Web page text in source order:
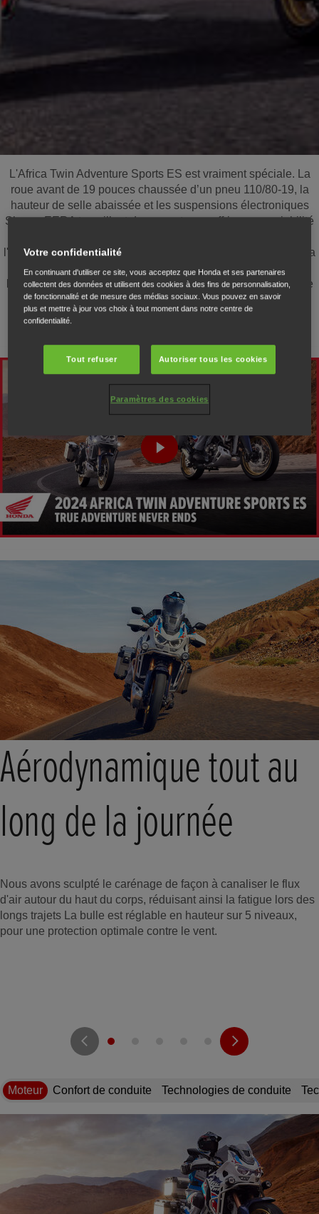
L'Africa Twin Adventure Sports ES est vraiment spéciale. La
roue avant de 19 pouces chaussée d’un pneu 110/80-19, la
hauteur de selle abaissée et les suspensions électroniques
Showa-EERA travaillent de concert pour offrir une maniabilité
l'autonomie offerte par les 24,8 l du réservoir, le carénage et la
bulle offrent une protection optimale contre le vent, pour de
longues et agréables journées en selle. C'est précisément ce
pour quoi cette moto a été conçue.
Aérodynamique tout au
long de la journée
Nous avons sculpté le carénage de façon à canaliser le flux
d'air autour du haut du corps, réduisant ainsi la fatigue lors des
longs trajets La bulle est réglable en hauteur sur 5 niveaux,
pour une protection optimale contre le vent.
Moteur Confort de conduite Technologies de conduite
Votre confidentialité
En continuant d'utiliser ce site, vous acceptez que Honda et ses partenaires
collectent des données et utilisent des cookies à des fins de personnalisation,
de fonctionnalité et de mesure des médias sociaux. Vous pouvez en savoir
plus et mettre à jour vos choix à tout moment dans notre centre de
confidentialité.
Tout refuser Autoriser tous les cookies
Paramètres des cookies